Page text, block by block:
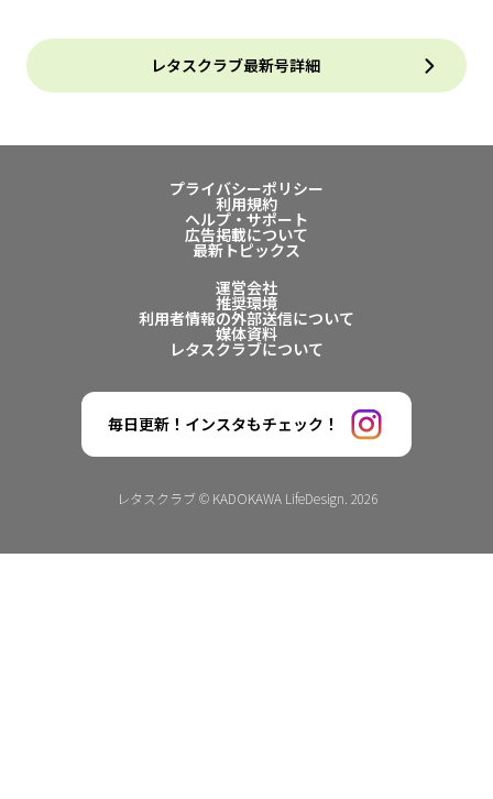
レタスクラブ最新号詳細
プライバシーポリシー
利用規約
ヘルプ・サポート
広告掲載について
最新トピックス
運営会社
推奨環境
利用者情報の外部送信について
媒体資料
レタスクラブについて
毎日更新！インスタもチェック！
レタスクラブ © KADOKAWA LifeDesign. 2026